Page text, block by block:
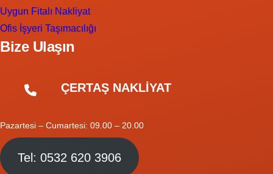
Uygun Fitalı Nakliyat
Ofis İşyeri Taşımacılığı
Bize Ulaşın
ÇERTAŞ NAKLİYAT
Pazartesi – Cumartesi: 09.00 – 20.00
Tel: 0532 620 3906